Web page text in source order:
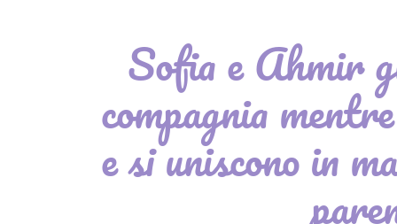
Sofia e Ahmir
compagnia
e si uniscono in